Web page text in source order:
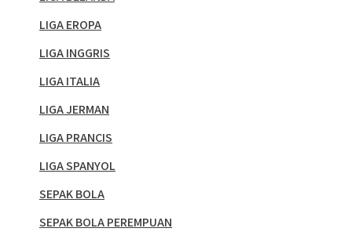
LIGA EROPA
LIGA INGGRIS
LIGA ITALIA
LIGA JERMAN
LIGA PRANCIS
LIGA SPANYOL
SEPAK BOLA
SEPAK BOLA PEREMPUAN